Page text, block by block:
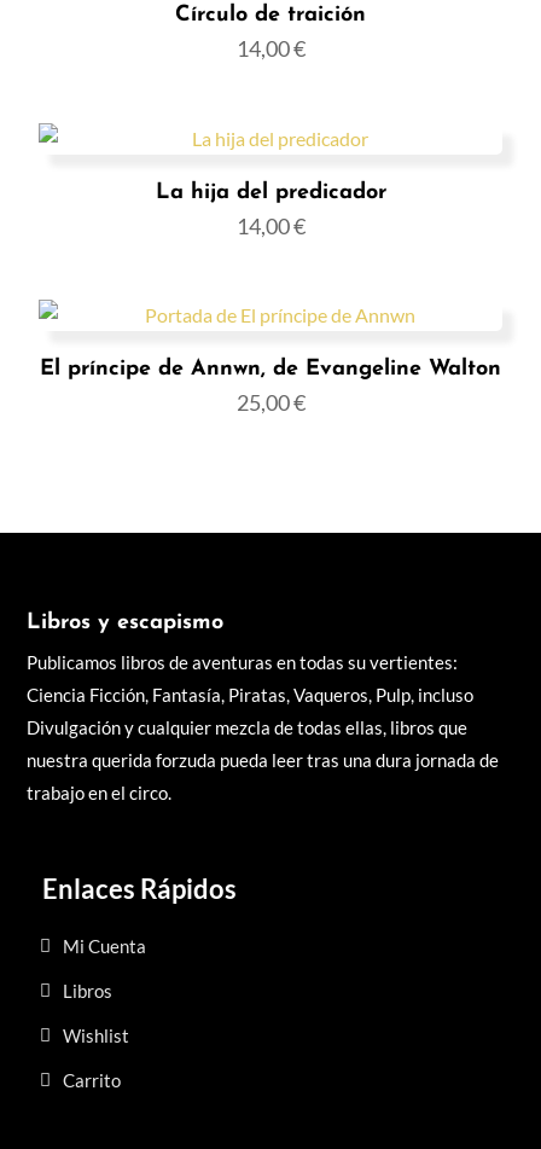
Círculo de traición
14,00€
La hija del predicador
14,00€
El príncipe de Annwn, de Evangeline Walton
25,00€
Libros y escapismo
Publicamos libros de aventuras en todas su vertientes:
Ciencia Ficción, Fantasía, Piratas, Vaqueros, Pulp, incluso
Divulgación y cualquier mezcla de todas ellas, libros que
nuestra querida forzuda pueda leer tras una dura jornada de
trabajo en el circo.
Enlaces Rápidos
Mi Cuenta
Libros
Wishlist
Carrito